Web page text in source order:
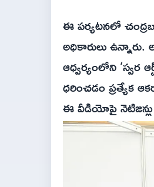
ఈ పర్యటనలో
అధికారులు ఉన్నారు.
ఆధ్వర్యంలోని ‘స్వర
ధరించడం ప్రత్యేక
ఈ వీడియోపై నెటిజన్లు